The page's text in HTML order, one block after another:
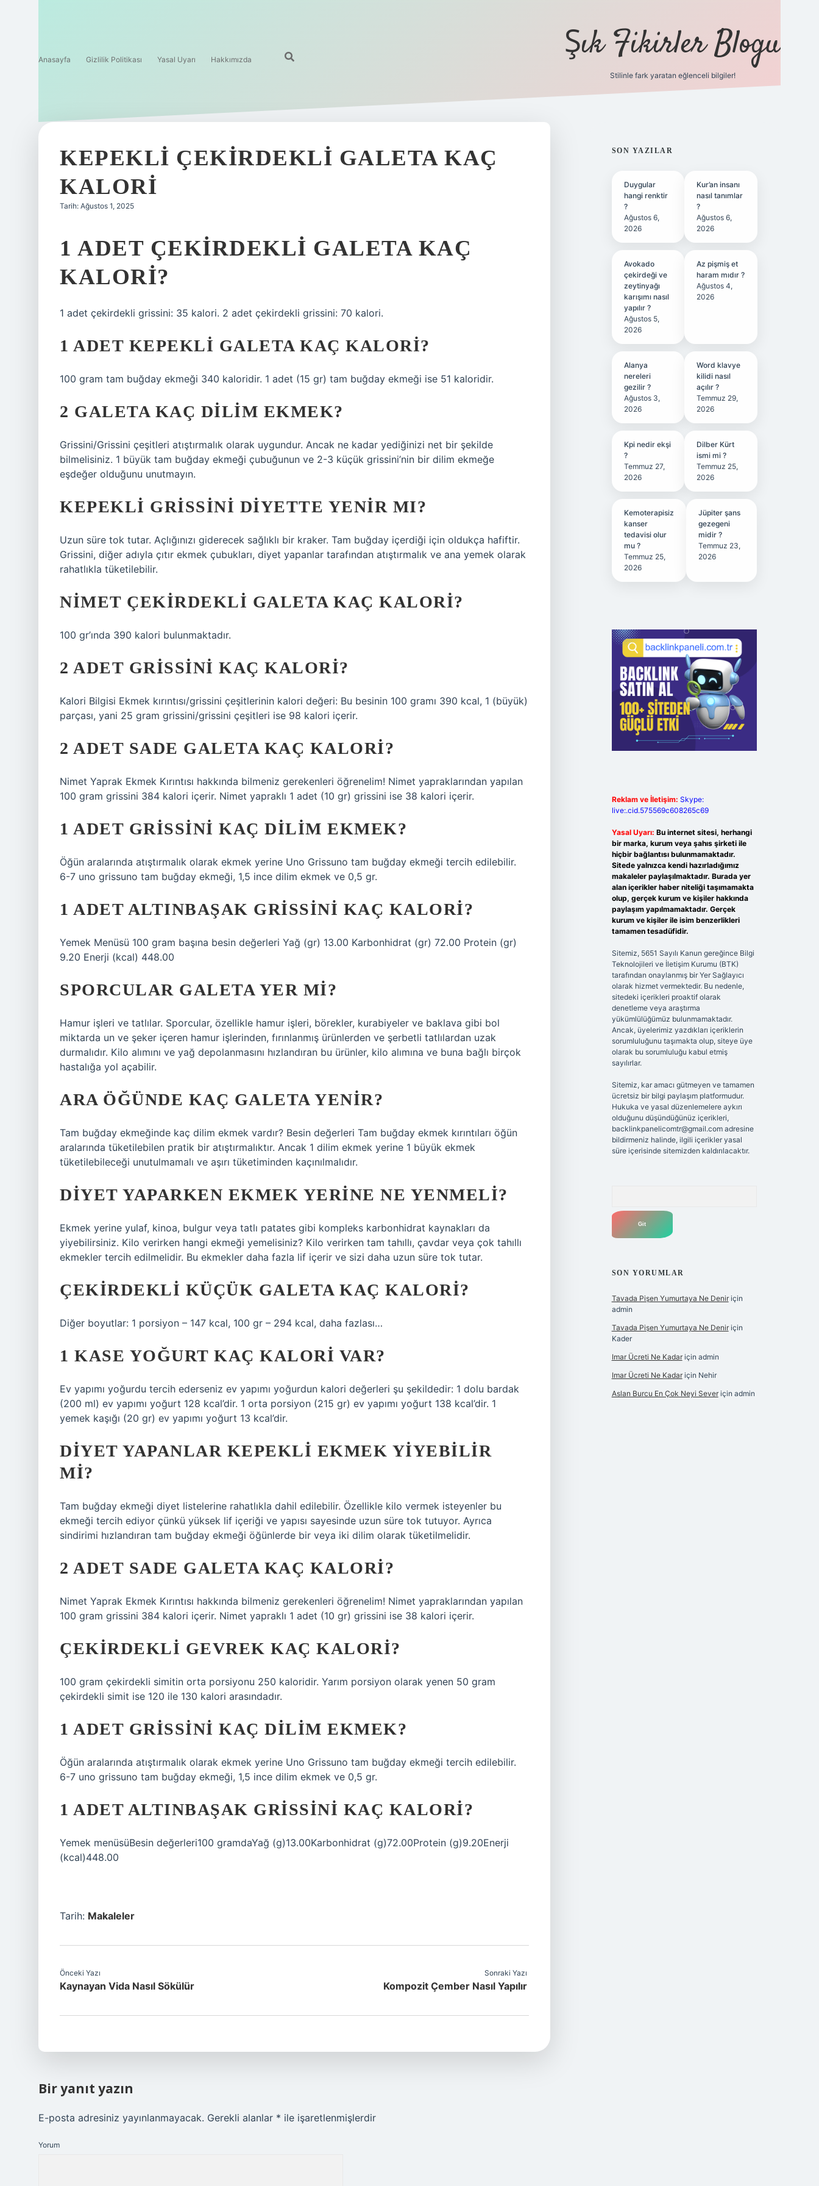
Anasayfa Gizlilik Politikası Yasal Uyarı Hakkımızda Şık Fikirler Blogu
Stilinle fark yaratan eğlenceli bilgiler!
KEPEKLI ÇEKIRDEKLI GALETA KAÇ
KALORI
Tarih: Ağustos 1, 2025
1 ADET ÇEKIRDEKLI GALETA KAÇ
KALORI?
1 adet çekirdekli grissini: 35 kalori. 2 adet çekirdekli grissini: 70 kalori.
1 ADET KEPEKLI GALETA KAÇ KALORI?
100 gram tam buğday ekmeği 340 kaloridir. 1 adet (15 gr) tam buğday ekmeği ise 51 kaloridir.
2 GALETA KAÇ DILIM EKMEK?
Grissini/Grissini çeşitleri atıştırmalık olarak uygundur. Ancak ne kadar yediğinizi net bir şekilde
bilmelisiniz. 1 büyük tam buğday ekmeği çubuğunun ve 2-3 küçük grissini’nin bir dilim ekmeğe
eşdeğer olduğunu unutmayın.
KEPEKLI GRISSINI DIYETTE YENIR MI?
Uzun süre tok tutar. Açlığınızı giderecek sağlıklı bir kraker. Tam buğday içerdiği için oldukça hafiftir.
Grissini, diğer adıyla çıtır ekmek çubukları, diyet yapanlar tarafından atıştırmalık ve ana yemek olarak
rahatlıkla tüketilebilir.
NIMET ÇEKIRDEKLI GALETA KAÇ KALORI?
100 gr’ında 390 kalori bulunmaktadır.
2 ADET GRISSINI KAÇ KALORI?
Kalori Bilgisi Ekmek kırıntısı/grissini çeşitlerinin kalori değeri: Bu besinin 100 gramı 390 kcal, 1 (büyük)
parçası, yani 25 gram grissini/grissini çeşitleri ise 98 kalori içerir.
2 ADET SADE GALETA KAÇ KALORI?
Nimet Yaprak Ekmek Kırıntısı hakkında bilmeniz gerekenleri öğrenelim! Nimet yapraklarından yapılan
100 gram grissini 384 kalori içerir. Nimet yapraklı 1 adet (10 gr) grissini ise 38 kalori içerir.
1 ADET GRISSINI KAÇ DILIM EKMEK?
Öğün aralarında atıştırmalık olarak ekmek yerine Uno Grissuno tam buğday ekmeği tercih edilebilir.
6-7 uno grissuno tam buğday ekmeği, 1,5 ince dilim ekmek ve 0,5 gr.
1 ADET ALTINBAŞAK GRISSINI KAÇ KALORI?
Yemek Menüsü 100 gram başına besin değerleri Yağ (gr) 13.00 Karbonhidrat (gr) 72.00 Protein (gr)
9.20 Enerji (kcal) 448.00
SPORCULAR GALETA YER MI?
Hamur işleri ve tatlılar. Sporcular, özellikle hamur işleri, börekler, kurabiyeler ve baklava gibi bol
miktarda un ve şeker içeren hamur işlerinden, fırınlanmış ürünlerden ve şerbetli tatlılardan uzak
durmalıdır. Kilo alımını ve yağ depolanmasını hızlandıran bu ürünler, kilo alımına ve buna bağlı birçok
hastalığa yol açabilir.
ARA ÖĞÜNDE KAÇ GALETA YENIR?
Tam buğday ekmeğinde kaç dilim ekmek vardır? Besin değerleri Tam buğday ekmek kırıntıları öğün
aralarında tüketilebilen pratik bir atıştırmalıktır. Ancak 1 dilim ekmek yerine 1 büyük ekmek
tüketilebileceği unutulmamalı ve aşırı tüketiminden kaçınılmalıdır.
DIYET YAPARKEN EKMEK YERINE NE YENMELI?
Ekmek yerine yulaf, kinoa, bulgur veya tatlı patates gibi kompleks karbonhidrat kaynakları da
yiyebilirsiniz. Kilo verirken hangi ekmeği yemelisiniz? Kilo verirken tam tahıllı, çavdar veya çok tahıllı
ekmekler tercih edilmelidir. Bu ekmekler daha fazla lif içerir ve sizi daha uzun süre tok tutar.
ÇEKIRDEKLI KÜÇÜK GALETA KAÇ KALORI?
Diğer boyutlar: 1 porsiyon – 147 kcal, 100 gr – 294 kcal, daha fazlası…
1 KASE YOĞURT KAÇ KALORI VAR?
Ev yapımı yoğurdu tercih ederseniz ev yapımı yoğurdun kalori değerleri şu şekildedir: 1 dolu bardak
(200 ml) ev yapımı yoğurt 128 kcal’dir. 1 orta porsiyon (215 gr) ev yapımı yoğurt 138 kcal’dir. 1
yemek kaşığı (20 gr) ev yapımı yoğurt 13 kcal’dir.
DIYET YAPANLAR KEPEKLI EKMEK YIYEBILIR
MI?
Tam buğday ekmeği diyet listelerine rahatlıkla dahil edilebilir. Özellikle kilo vermek isteyenler bu
ekmeği tercih ediyor çünkü yüksek lif içeriği ve yapısı sayesinde uzun süre tok tutuyor. Ayrıca
sindirimi hızlandıran tam buğday ekmeği öğünlerde bir veya iki dilim olarak tüketilmelidir.
2 ADET SADE GALETA KAÇ KALORI?
Nimet Yaprak Ekmek Kırıntısı hakkında bilmeniz gerekenleri öğrenelim! Nimet yapraklarından yapılan
100 gram grissini 384 kalori içerir. Nimet yapraklı 1 adet (10 gr) grissini ise 38 kalori içerir.
ÇEKIRDEKLI GEVREK KAÇ KALORI?
100 gram çekirdekli simitin orta porsiyonu 250 kaloridir. Yarım porsiyon olarak yenen 50 gram
çekirdekli simit ise 120 ile 130 kalori arasındadır.
1 ADET GRISSINI KAÇ DILIM EKMEK?
Öğün aralarında atıştırmalık olarak ekmek yerine Uno Grissuno tam buğday ekmeği tercih edilebilir.
6-7 uno grissuno tam buğday ekmeği, 1,5 ince dilim ekmek ve 0,5 gr.
1 ADET ALTINBAŞAK GRISSINI KAÇ KALORI?
Yemek menüsüBesin değerleri100 gramdaYağ (g)13.00Karbonhidrat (g)72.00Protein (g)9.20Enerji
(kcal)448.00
Tarih: Makaleler
Önceki Yazı
Kaynayan Vida Nasıl Sökülür
Sonraki Yazı
Kompozit Çember Nasıl Yapılır
Bir yanıt yazın
E-posta adresiniz yayınlanmayacak. Gerekli alanlar * ile işaretlenmişlerdir
Yorum
SIDEBAR
SON YAZILAR
Duygular
hangi renktir
?
Ağustos 6,
2026
Kur’an insanı
nasıl tanımlar
?
Ağustos 6,
2026
Avokado
çekirdeği ve
zeytinyağı
karışımı nasıl
yapılır ?
Ağustos 5,
2026
Az pişmiş et
haram mıdır ?
Ağustos 4,
2026
Alanya
nereleri
gezilir ?
Ağustos 3,
2026
Word klavye
kilidi nasıl
açılır ?
Temmuz 29,
2026
Kpi nedir ekşi
?
Temmuz 27,
2026
Dilber Kürt
ismi mi ?
Temmuz 25,
2026
Kemoterapisiz
kanser
tedavisi olur
mu ?
Temmuz 25,
2026
Jüpiter şans
gezegeni
midir ?
Temmuz 23,
2026
Reklam ve İletişim: Skype:
live:.cid.575569c608265c69
Yasal Uyarı: Bu internet sitesi, herhangi
bir marka, kurum veya şahıs şirketi ile
hiçbir bağlantısı bulunmamaktadır.
Sitede yalnızca kendi hazırladığımız
makaleler paylaşılmaktadır. Burada yer
alan içerikler haber niteliği taşımamakta
olup, gerçek kurum ve kişiler hakkında
paylaşım yapılmamaktadır. Gerçek
kurum ve kişiler ile isim benzerlikleri
tamamen tesadüfidir.
Sitemiz, 5651 Sayılı Kanun gereğince Bilgi
Teknolojileri ve İletişim Kurumu (BTK)
tarafından onaylanmış bir Yer Sağlayıcı
olarak hizmet vermektedir. Bu nedenle,
sitedeki içerikleri proaktif olarak
denetleme veya araştırma
yükümlülüğümüz bulunmamaktadır.
Ancak, üyelerimiz yazdıkları içeriklerin
sorumluluğunu taşımakta olup, siteye üye
olarak bu sorumluluğu kabul etmiş
sayılırlar.
Sitemiz, kar amacı gütmeyen ve tamamen
ücretsiz bir bilgi paylaşım platformudur.
Hukuka ve yasal düzenlemelere aykırı
olduğunu düşündüğünüz içerikleri,
backlinkpanelicomtr@gmail.comadresine
bildirmeniz halinde, ilgili içerikler yasal
süre içerisinde sitemizden kaldırılacaktır.
SON YORUMLAR
Tavada Pişen Yumurtaya Ne Deniriçin
admin
Tavada Pişen Yumurtaya Ne Deniriçin
Kader
Imar Ücreti Ne Kadariçin admin
Imar Ücreti Ne Kadariçin Nehir
Aslan Burcu En Çok Neyi Severiçin admin